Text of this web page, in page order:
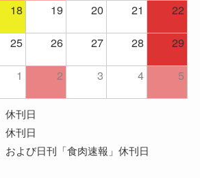
18 19 20 21
22
25 26 27 28
29
1 2 3 4 5
休刊日
休刊日
および日刊「食肉速報」休刊日